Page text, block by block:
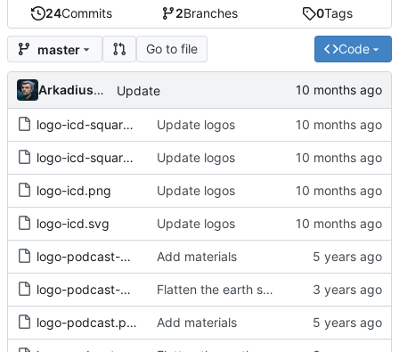
24Commits 2Branches 0Tags
master Go to file Code
Arkadiusz Wieczorek 🥷🏻 Update
logo-icd-square.png Update logos
logo-icd-square.svg Update logos
logo-icd.png Update logos
logo-icd.svg Update logos
logo-podcast-monochrome.png Add materials
logo-podcast-monochrome.svg Flatten the earth shapes and optimize with svgo
logo-podcast.png Add materials